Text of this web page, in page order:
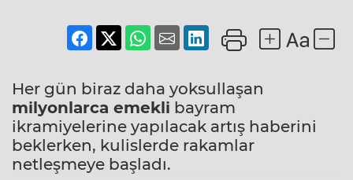
Her gün biraz daha yoksullaşan
milyonlarca emekli bayram
ikramiyelerine yapılacak artış haberini
beklerken, kulislerde rakamlar
netleşmeye başladı.